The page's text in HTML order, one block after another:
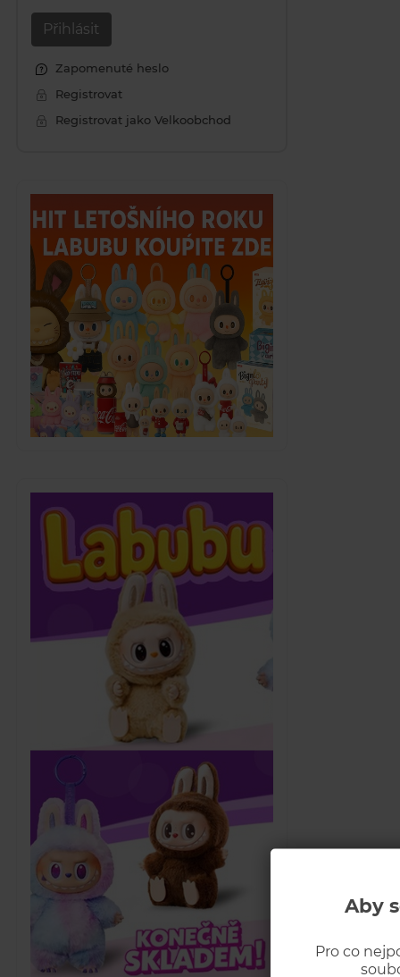
Aby
Pro co
Přihlásit
Zapomenuté heslo
Registrovat
Registrovat jako Velkoobchod